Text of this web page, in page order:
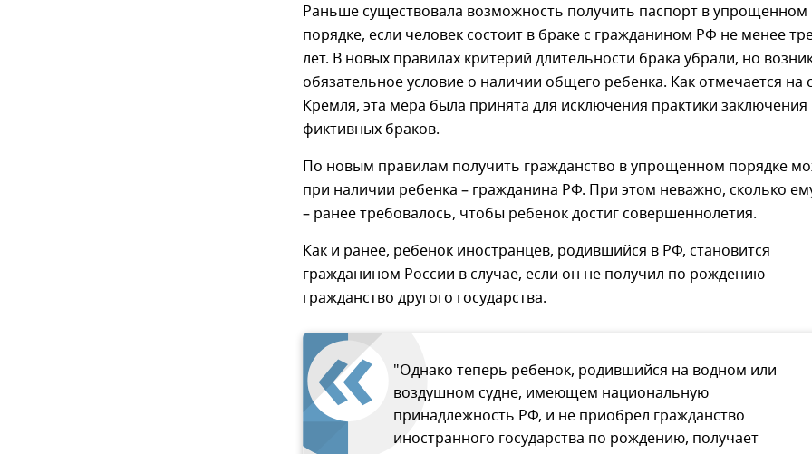
Раньше существовала возможность получить паспорт в упрощенном
порядке, если человек состоит в браке с гражданином РФ не менее
лет. В новых правилах критерий длительности брака убрали, но
обязательное условие о наличии общего ребенка. Как отмечается на
Кремля, эта мера была принята для исключения практики заключения
фиктивных браков.
По новым правилам получить гражданство в упрощенном порядке
при наличии ребенка – гражданина РФ. При этом неважно, сколько
– ранее требовалось, чтобы ребенок достиг совершеннолетия.
Как и ранее, ребенок иностранцев, родившийся в РФ, становится
гражданином России в случае, если он не получил по рождению
гражданство другого государства.
"Однако теперь ребенок, родившийся на водном или
воздушном судне, имеющем национальную
принадлежность РФ, и не приобрел гражданство
иностранного государства по рождению, получает